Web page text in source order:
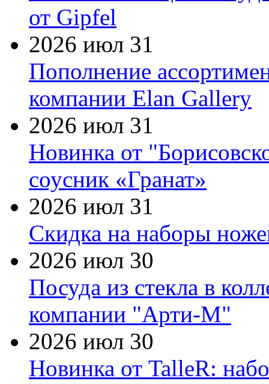
от Gipfel
2026 июл 31
Пополнение
компании Elan Gallery
2026 июл 31
Новинка от
соусник «Гранат»
2026 июл 31
Скидка на наборы
2026 июл 30
Посуда из стекла в
компании "Арти-М"
2026 июл 30
Новинка от TalleR: